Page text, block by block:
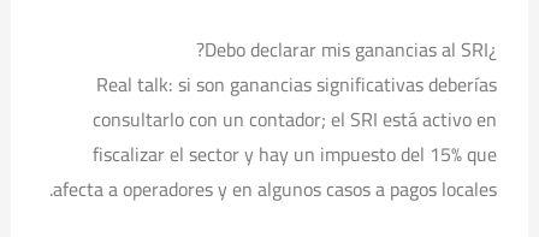
¿Debo declarar mis ganancias al SRI?
Real talk: si son ganancias significativas deberías
consultarlo con un contador; el SRI está activo en
fiscalizar el sector y hay un impuesto del 15% que
afecta a operadores y en algunos casos a pagos locales.